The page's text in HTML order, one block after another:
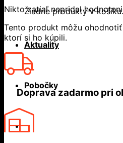
Žiadne produkty v košíku.
Aktuality
Pobočky
Nikto zatiaľ nepridal
Tento produkt môžu
ktorí si ho kúpili.
Doprava zadarmo pri